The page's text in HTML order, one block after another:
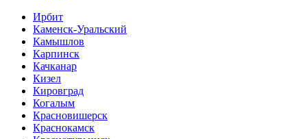
Ирбит
Каменск-Уральский
Камышлов
Карпинск
Качканар
Кизел
Кировград
Когалым
Красновишерск
Краснокамск